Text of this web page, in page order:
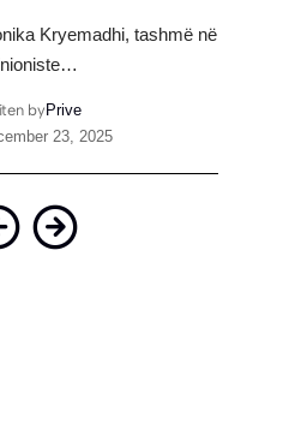
tashmë në rolin e ri si